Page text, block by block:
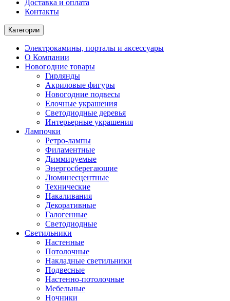
Доставка и оплата
Контакты
Категории
Электрокамины, порталы и аксессуары
О Компании
Новогодние товары
Гирлянды
Акриловые фигуры
Новогодние подвесы
Елочные украшения
Светодиодные деревья
Интерьерные украшения
Лампочки
Ретро-лампы
Филаментные
Диммируемые
Энергосберегающие
Люминесцентные
Технические
Накаливания
Декоративные
Галогенные
Светодиодные
Светильники
Настенные
Потолочные
Накладные светильники
Подвесные
Настенно-потолочные
Мебельные
Ночники